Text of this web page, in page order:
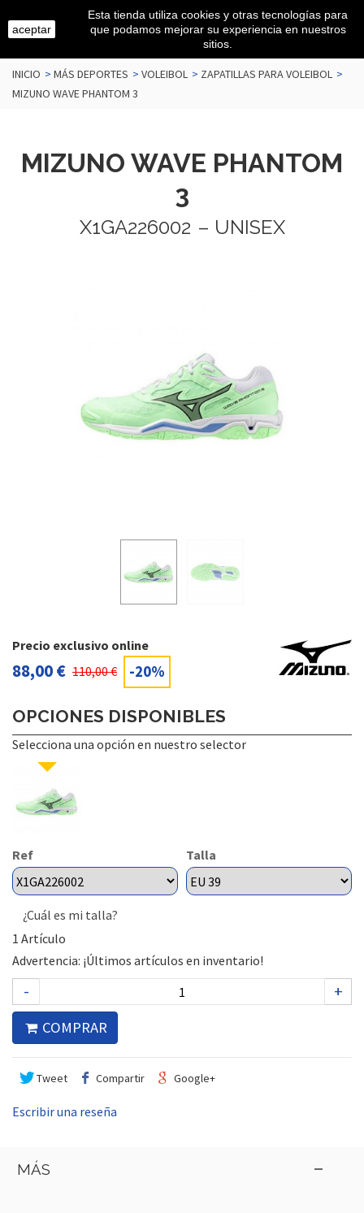
INICIO > MÁS DEPORTES > VOLEIBOL > ZAPATILLAS PARA VOLEIBOL >
MIZUNO WAVE PHANTOM 3
MIZUNO WAVE PHANTOM
3
X1GA226002 – UNISEX
Precio exclusivo online
88,00 € 110,00 € -20%
OPCIONES DISPONIBLES
Selecciona una opción en nuestro selector
Ref Talla
¿Cuál es mi talla?
1 Artículo
Advertencia: ¡Últimos artículos en inventario!
- +
COMPRAR
Tweet Compartir Google+
Escribir una reseña
MÁS
aceptar
Esta tienda utiliza cookies y otras tecnologías para
que podamos mejorar su experiencia en nuestros
sitios.